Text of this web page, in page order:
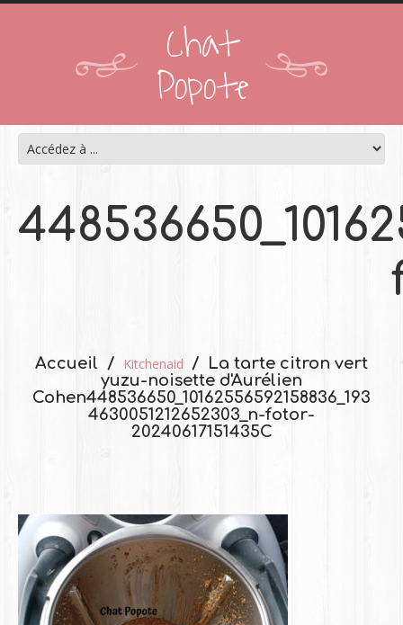
Chat
Popote
Accueil Kitchenaid
La tarte citron vert
yuzu-noisette d'Aurélien
Cohen448536650_10162556592158836_193
4630051212652303_n-fotor-
20240617151435C